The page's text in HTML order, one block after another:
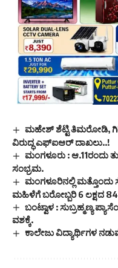
ಮಹೇಶ್‌ ಶೆಟ್ಟಿ ತಿಮರೋಡಿ,
ವಿರುದ್ಧ ಎಫ್‌ಐಆರ್ ದಾಖಲು..!
ಮಂಗಳೂರು : ಆ.11ರಂದು
ಸಂಭ್ರಮ.
ಮಂಗಳೂರಿನಲ್ಲಿ
ಮಹಿಳೆಗೆ ಬರೋಬ್ಬರಿ 6 ಲಕ್ಷದ
ಬಂಟ್ವಾಳ : ಸುಬ್ರಹ್ಮಣ್ಯ
ವಶಕ್ಕೆ.
ಕಾಲೇಜು ವಿದ್ಯಾರ್ಥಿಗಳ